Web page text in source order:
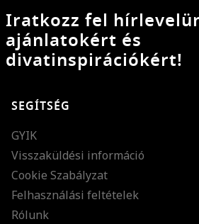
Iratkozz fel
ajánlatokért és
divatinspirációkért!
SEGÍTSÉG
GYIK
Visszaküldési információ
Cookie Szabályzat
Felhasználási feltételek
Rólunk